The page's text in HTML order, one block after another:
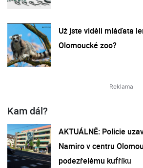
Už jste viděli mláďata
Olomoucké zoo?
Kam dál?
AKTUÁLNĚ: Policie
Namiro v centru
podezřelému kufříku